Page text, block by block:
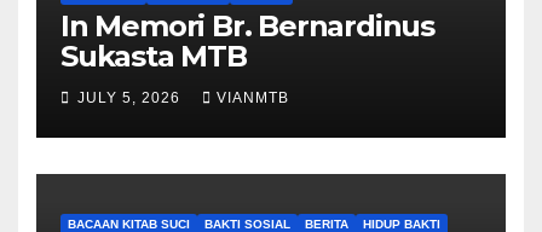
In Memori Br. Bernardinus
Sukasta MTB
JULY 5, 2026 VIANMTB
BACAAN KITAB SUCI BAKTI SOSIAL BERITA
HIDUP BAKTI